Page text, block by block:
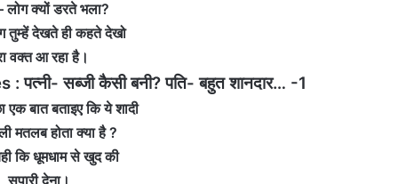
लोग क्यों डरते भला?
तुम्हें देखते ही कहते देखो
वक्त आ रहा है।
सब्‍जी कैसी बनी? पति- बहुत शानदार… -1
एक बात बताइए कि ये शादी
मतलब होता क्या है ?
कि धूमधाम से खुद की
सुपारी देना।